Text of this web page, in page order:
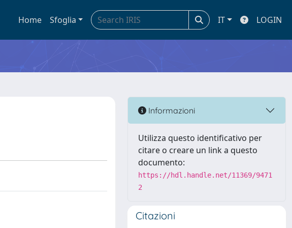
Home Sfoglia IT LOGIN
Informazioni
Utilizza questo identificativo per
citare o creare un link a questo
documento:
https://hdl.handle.net/11369/9471
2
Citazioni